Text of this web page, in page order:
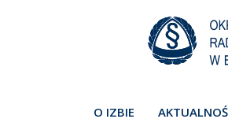
O IZBIE